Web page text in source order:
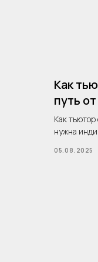
Как
путь
Как тьютор
нужна
05.08.2025